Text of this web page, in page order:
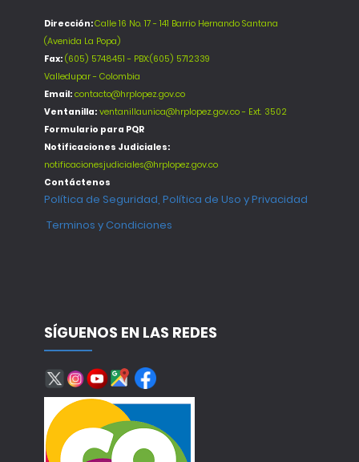
Dirección:Calle 16 No. 17 - 141 Barrio Hernando Santana
(Avenida La Popa)
Fax: (605) 5748451 - PBX:(605) 5712339
Valledupar - Colombia
Email: contacto@hrplopez.gov.co
Ventanilla: ventanillaunica@hrplopez.gov.co - Ext. 3502
Formulario para PQR
Notificaciones Judiciales:
notificacionesjudiciales@hrplopez.gov.co
Contáctenos
Política de Seguridad, Política de Uso y Privacidad
Terminos y Condiciones
SÍGUENOS EN LAS REDES